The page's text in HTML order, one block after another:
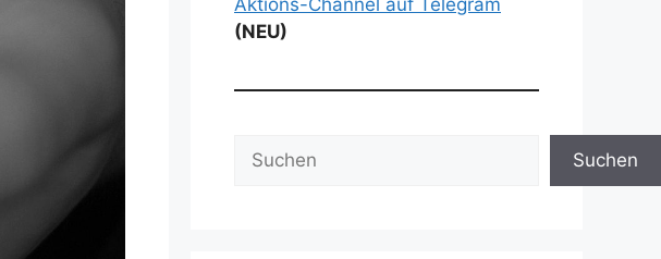
(NEU)
Suchen